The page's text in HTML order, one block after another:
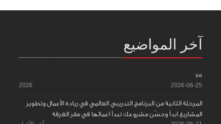
آخر المواضيع
55
2026-06-25
2026
المرحلة الثانية من البرنامج التدريبي العالمي في ريادة الأعمال وتطوير
المشاريع ابدأ وحسّن مشروعك تبدأ اعمالها في مقر الغرفة